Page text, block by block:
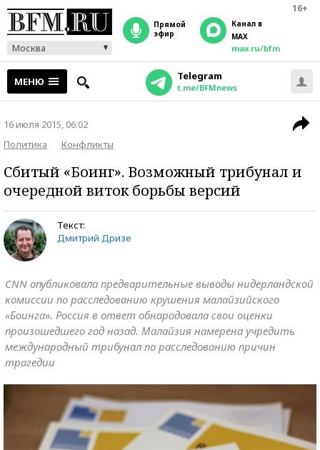
16+
Москва
прямой
эфир
Канал в
MAX
max.ru/bfm
МЕНЮ Telegram
t.me/BFMnews
16 июля 2015, 06:02
Политика
Конфликты
Сбитый «Боинг». Возможный трибунал и
очередной виток борьбы версий
Текст:
Дмитрий Дризе
CNN опубликовала предварительные выводы нидерландской
комиссии по расследованию крушения малайзийского
«Боинга». Россия в ответ обнародовала свои оценки
произошедшего год назад. Малайзия намерена учредить
международный трибунал по расследованию причин
трагедии